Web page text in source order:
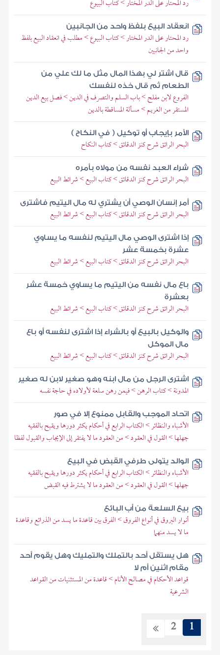
رد المحتار على الدر المختار > كتاب البيوع
انعقاد البيع بلفظ واحد من الجانبين
رد المحتار على الدر المختار > كتاب البيوع > مطلب في انعقاد البيع بلفظ
واحد من الجانبين
قال اشتر لي بهذا المال مثل ما لك علي من
الطعام ثم قال خذه لنفسك
الفروع لابن مفلح > باب السلم والتصرف في الدين > فصل بيع الدين
المستقر من الغريم > مسألة المساقطة بالدين
الأمر بإيجاب أو توكيل ( في النكاح )
البحر الرائق شرح كنز الدقائق > كتاب النكاح
شراء العبد نفسه من مولاه بأمره
البحر الرائق شرح كنز الدقائق > كتاب البيع > شرائط البيع
أمر إنسان الوصي أن يشتري له مال اليتيم فاشترى
البحر الرائق شرح كنز الدقائق > كتاب البيع > شرائط البيع
إذا اشترى الوصي مال اليتيم لنفسه ما يساوي
عشرة بخمسة عشر
البحر الرائق شرح كنز الدقائق > كتاب البيع > شرائط البيع
باع مال نفسه من اليتيم ما يساوي خمسة عشر
بعشرة
البحر الرائق شرح كنز الدقائق > كتاب البيع > شرائط البيع
والوكيل بالبيع أو بالشراء إذا اشترى لنفسه أو باع
مال الموكل
البحر الرائق شرح كنز الدقائق > كتاب البيع > شرائط البيع
اشترى الرجل من مال ابنه وهو صغير لابن له صغير
المدونة > كتاب الرهن > فيمن رهن سلعة لأولاده في حاجة نفسه
اتحاد الموجب والقابل ممنوع إلا في صور
الأشباه والنظائر > الكتاب الرابع في أحكام يكثر دورها ويقبح بالفقيه
جهلها > القول في العقود > من العقود ما لا يفتقر إلى الإيجاب والقبول لفظا
الوالد يتولى طرفي القبض في البيع
الأشباه والنظائر > الكتاب الرابع في أحكام يكثر دورها ويقبح بالفقيه
جهلها > القول في العقود > من العقود ما لا يشترط فيه القبض
بيع السلعة من أب البائع
أنوار البروق في أنواع الفروق > الفرق بين قاعدة ما يسد من الذرائع وقاعدة
ما لا يسد منهما
هل يستقل أحد بالتملك والتمليك وهل يقوم أحد
مقام اثنين أم لا
قواعد الأحكام في مصالح الأنام > قاعدة من المستثنيات من القواعد
الشرعية
1
2